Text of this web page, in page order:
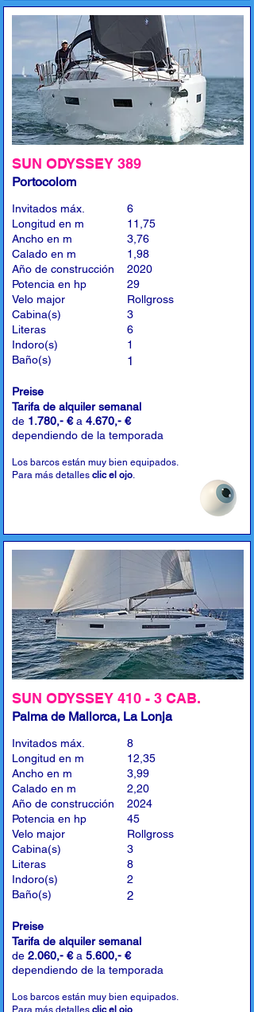
SUN ODYSSEY 389
Portocolom
Invitados máx.
Longitud en m
Ancho en m
Calado en m
Año de construcción
Potencia en hp
Velo major
Cabina(s)
Literas
Indoro(s)
Baño(s)
6
11,75
3,76
1,98
2020
29
Rollgross
3
6
1
1
Preise
Tarifa de alquiler semanal
de 1.780,- €a 4.670,- €
dependiendo de la temporada
Los barcos están muy bien equipados.
Para más detalles clic el ojo.
SUN ODYSSEY 410 - 3 CAB.
Palma de Mallorca, La Lonja
Invitados máx.
Longitud en m
Ancho en m
Calado en m
Año de construcción
Potencia en hp
Velo major
Cabina(s)
Literas
Indoro(s)
Baño(s)
8
12,35
3,99
2,20
2024
45
Rollgross
3
8
2
2
Preise
Tarifa de alquiler semanal
de 2.060,- €a 5.600,- €
dependiendo de la temporada
Los barcos están muy bien equipados.
Para más detalles clic el ojo